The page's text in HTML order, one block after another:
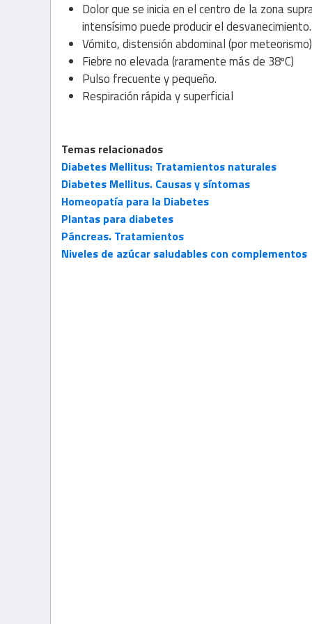
Dolor que se inicia en el centro de la zona
intensísimo puede producir el desvanecimiento.
Vómito, distensión abdominal (por meteorismo)
Fiebre no elevada (raramente más de 38ºC)
Pulso frecuente y pequeño.
Respiración rápida y superficial
Temas relacionados
Diabetes Mellitus: Tratamientos naturales
Diabetes Mellitus. Causas y síntomas
Homeopatía para la Diabetes
Plantas para diabetes
Páncreas. Tratamientos
Niveles de azúcar saludables con complementos